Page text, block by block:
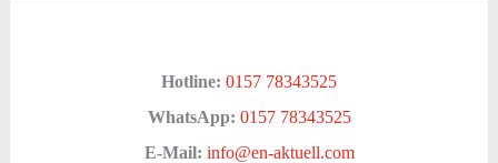
Hotline: 0157 78343525
WhatsApp: 0157 78343525
E-Mail: info@en-aktuell.com